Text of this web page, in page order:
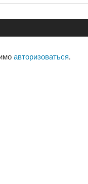
запись:
авторизоваться.